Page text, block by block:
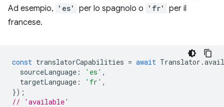
Ad esempio,
'es' per lo spagnolo o 'fr'
per il
francese.
const translatorCapabilities = await Translator .
sourceLanguage : 'es' ,
targetLanguage : 'fr' ,
});
// 'available'